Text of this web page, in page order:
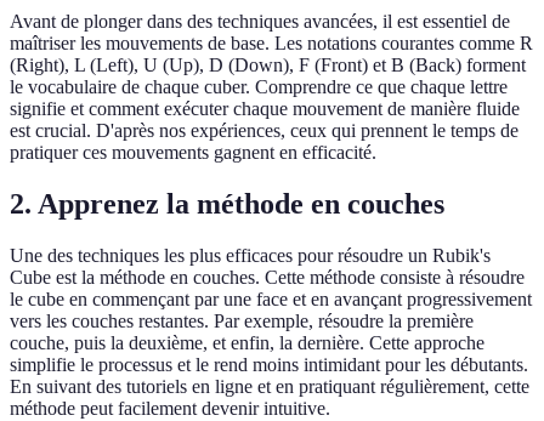
Avant de plonger dans des techniques avancées, il est essentiel de
maîtriser les mouvements de base. Les notations courantes comme R
(Right), L (Left), U (Up), D (Down), F (Front) et B (Back) forment
le vocabulaire de chaque cuber. Comprendre ce que chaque lettre
signifie et comment exécuter chaque mouvement de manière fluide
est crucial. D'après nos expériences, ceux qui prennent le temps de
pratiquer ces mouvements gagnent en efficacité.
2. Apprenez la méthode en couches
Une des techniques les plus efficaces pour résoudre un Rubik's
Cube est la méthode en couches. Cette méthode consiste à résoudre
le cube en commençant par une face et en avançant progressivement
vers les couches restantes. Par exemple, résoudre la première
couche, puis la deuxième, et enfin, la dernière. Cette approche
simplifie le processus et le rend moins intimidant pour les débutants.
En suivant des tutoriels en ligne et en pratiquant régulièrement, cette
méthode peut facilement devenir intuitive.